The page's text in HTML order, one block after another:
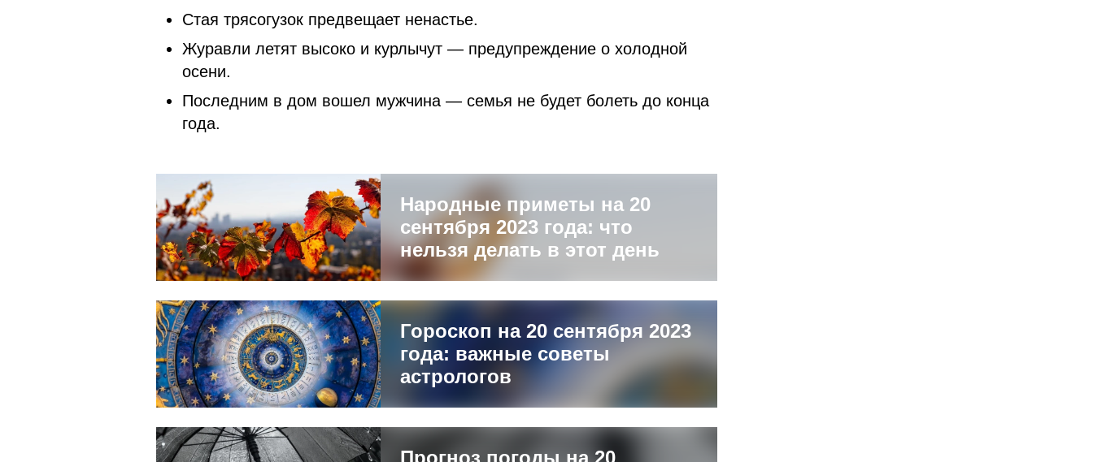
Стая трясогузок предвещает ненастье.
Журавли летят высоко и курлычут — предупреждение о холодной
осени.
Последним в дом вошел мужчина — семья не будет болеть до конца
года.
Народные приметы на 20
сентября 2023 года: что
нельзя делать в этот день
Гороскоп на 20 сентября 2023
года: важные советы
астрологов
Прогноз погоды на 20